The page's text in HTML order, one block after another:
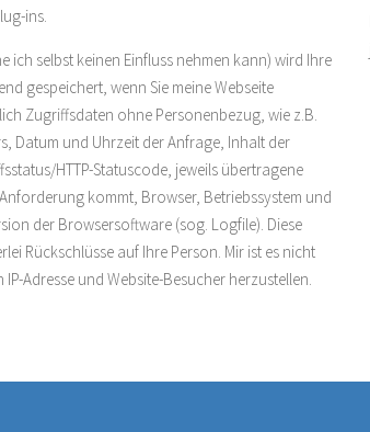
ins.
ich selbst keinen Einfluss nehmen kann) wird Ihre
gespeichert, wenn Sie meine Webseite
Zugriffsdaten ohne Personenbezug, wie z.B.
Datum und Uhrzeit der Anfrage, Inhalt der
HTTP-Statuscode, jeweils übertragene
kommt, Browser, Betriebssystem und
der Browsersoftware (sog. Logfile). Diese
Rückschlüsse auf Ihre Person. Mir ist es nicht
Adresse und Website-Besucher herzustellen.